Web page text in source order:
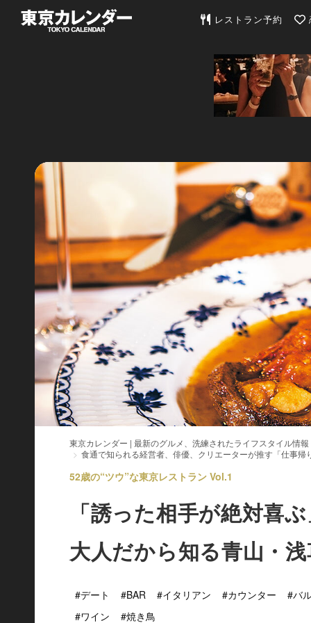
東京カレンダー | 最新
レストラン予約
東京カレンダー | 最新のグルメ、洗練されたライフスタイル情報
食通で知られる経営者、俳優、クリエーターが推す「仕事帰
52歳の“ツウ”な東京レストラン Vol.1
「誘った相手が絶対喜
大人だから知る青山・
#デート #BAR #イタリアン #カウンター
#バ
#ワイン
#焼き鳥